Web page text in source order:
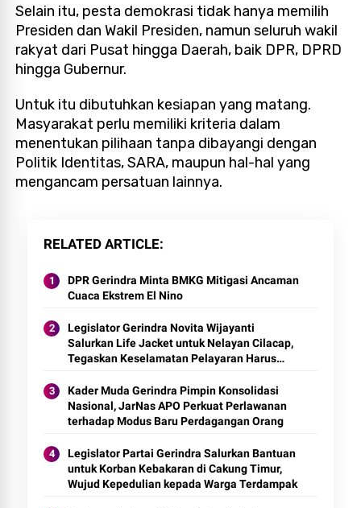
Selain itu, pesta demokrasi tidak hanya memilih
Presiden dan Wakil Presiden, namun seluruh wakil
rakyat dari Pusat hingga Daerah, baik DPR, DPRD
hingga Gubernur.
Untuk itu dibutuhkan kesiapan yang matang.
Masyarakat perlu memiliki kriteria dalam
menentukan pilihaan tanpa dibayangi dengan
Politik Identitas, SARA, maupun hal-hal yang
mengancam persatuan lainnya.
RELATED ARTICLE
DPR Gerindra Minta BMKG Mitigasi Ancaman
Cuaca Ekstrem El Nino
Legislator Gerindra Novita Wijayanti
Salurkan Life Jacket untuk Nelayan Cilacap,
Tegaskan Keselamatan Pelayaran Harus
Kader Muda Gerindra Pimpin Konsolidasi
Nasional, JarNas APO Perkuat Perlawanan
terhadap Modus Baru Perdagangan Orang
Legislator Partai Gerindra Salurkan Bantuan
untuk Korban Kebakaran di Cakung Timur,
Wujud Kepedulian kepada Warga Terdampak